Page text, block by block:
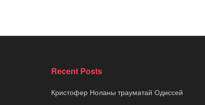
Recent Posts
Кристофер Ноланы трауматай Одиссей